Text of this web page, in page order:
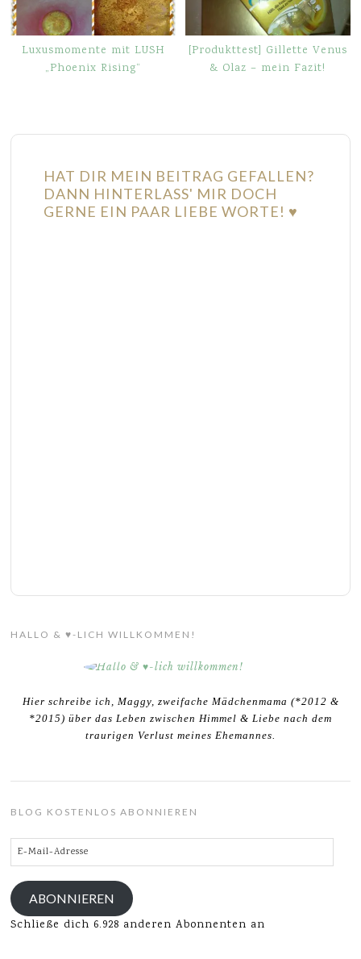
Luxusmomente mit LUSH
„Phoenix Rising“
[Produkttest] Gillette Venus
& Olaz – mein Fazit!
HAT DIR MEIN BEITRAG GEFALLEN?
DANN HINTERLASS' MIR DOCH
GERNE EIN PAAR LIEBE WORTE! ♥
HALLO & ♥-LICH WILLKOMMEN!
Hier schreibe ich, Maggy, zweifache Mädchenmama (*2012 &
*2015) über das Leben zwischen Himmel & Liebe nach dem
traurigen Verlust meines Ehemannes.
BLOG KOSTENLOS ABONNIEREN
E-
Mail-
Adresse
ABONNIEREN
Schließe dich 6.928 anderen Abonnenten an